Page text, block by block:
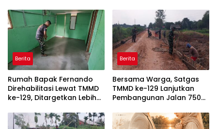
Berita
Rumah Bapak Fernando
Direhabilitasi Lewat TMMD
ke-129, Ditargetkan Lebih
Berita
Bersama Warga, Satgas
TMMD ke-129 Lanjutkan
Pembangunan Jalan 750